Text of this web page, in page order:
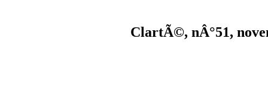
ClartÃ©, nÂ°51,